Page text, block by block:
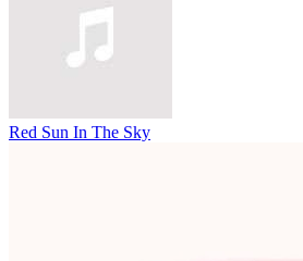
Red Sun In The Sky